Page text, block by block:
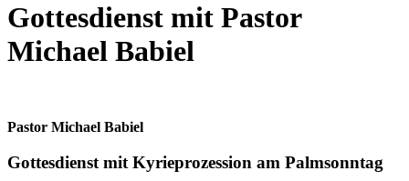
Gottesdienst mit Pastor
Michael Babiel
Pastor Michael Babiel
Gottesdienst mit Kyrieprozession am Palmsonntag